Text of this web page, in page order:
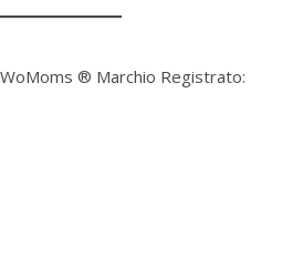
® Marchio Registrato: